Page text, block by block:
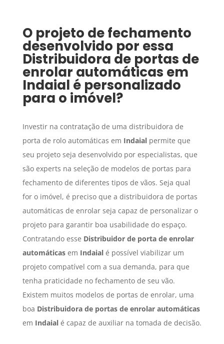
O projeto de fechamento
desenvolvido por essa
Distribuidora de portas de
enrolar automáticas em
Indaial é personalizado
para o imóvel?
Investir na contratação de uma distribuidora de
porta de rolo automáticas em Indaialpermite que
seu projeto seja desenvolvido por especialistas, que
são experts na seleção de modelos de portas para
fechamento de diferentes tipos de vãos. Seja qual
for o imóvel, é preciso que a distribuidora de portas
automáticas de enrolar seja capaz de personalizar o
projeto para garantir boa usabilidade do espaço.
Contratando esse Distribuidor de porta de enrolar
automáticasem Indaialé possível viabilizar um
projeto compatível com a sua demanda, para que
tenha praticidade no fechamento de seu vão.
Existem muitos modelos de portas de enrolar, uma
boa Distribuidora de portas de enrolar automáticas
em Indaialé capaz de auxiliar na tomada de decisão.